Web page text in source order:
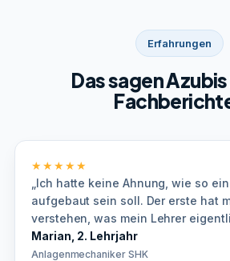
Erfahrungen
Das sagen
★★★★★
„Ich hatte keine Ahnung, wie so
aufgebaut sein soll. Der erste hat
verstehen, was mein Lehrer
Marian, 2. Lehrjahr
Anlagenmechaniker SHK